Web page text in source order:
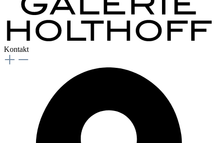
Kontakt